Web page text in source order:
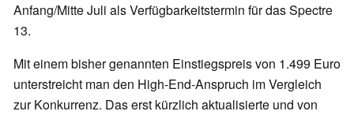
Anfang/Mitte Juli als Verfügbarkeitstermin für das Spectre
13.
Mit einem bisher genannten Einstiegspreis von 1.499 Euro
unterstreicht man den High-End-Anspruch im Vergleich
zur Konkurrenz. Das erst kürzlich aktualisierte und von